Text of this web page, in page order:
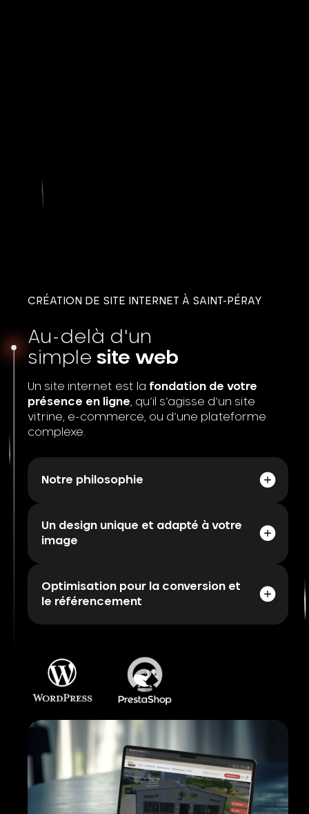
CRÉATION DE SITE INTERNET À SAINT-PÉRAY
Au-delà d'un
simple site web
Un site internet est la fondation de votre
présence en ligne, qu’il s’agisse d’un site
vitrine, e-commerce, ou d’une plateforme
complexe.
Notre philosophie
Un design unique et adapté à votre
image
Optimisation pour la conversion et
le référencement